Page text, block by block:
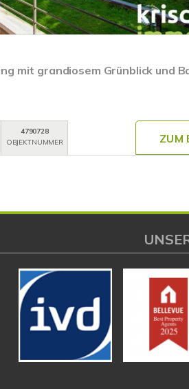
mit grandiosem Grünblick und
4790728
OBJEKTNUMMER
ZUM